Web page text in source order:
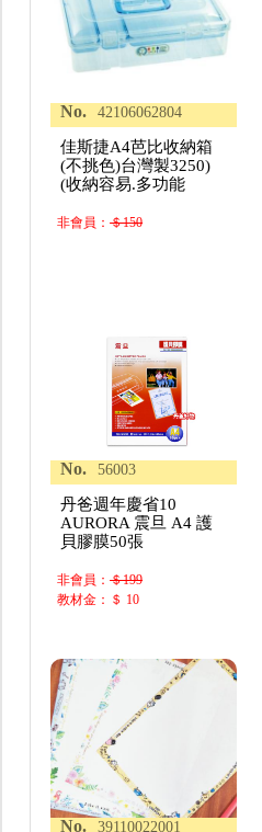
No. 42106062804
佳斯捷A4芭比收納箱
(不挑色)台灣製3250)
(收納容易.多功能
非會員：＄150
No. 56003
丹爸週年慶省10
AURORA 震旦 A4 護
貝膠膜50張
非會員：＄199
教材金：＄ 10
No. 39110022001